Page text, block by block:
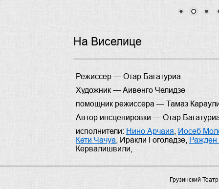
На Виселице
Режиссер — Отар Багатуриа
Художник — Аивенго Челидзе
помощник режиссера — Тамаз
Автор инсценировки — Отар
исполнители: Нино Арчаия
Иосеб
Кети Чачуа
Иракли Гоголадзе,
Кервалишвили
Грузинский